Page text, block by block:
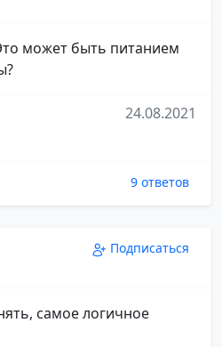
может быть питанием
24.08.2021
9 ответов
Подписаться
самое логичное